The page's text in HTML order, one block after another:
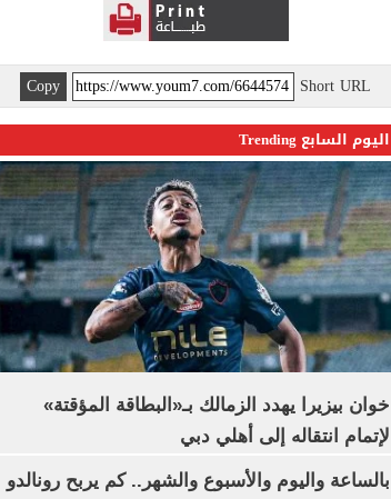
Short URL
Copy
اليوم السابع Trending
خوان بيزيرا يهدد الزمالك بـ«البطاقة المؤقتة»
لإتمام انتقاله إلى أهلي دبي
بالساعة واليوم والأسبوع والشهر.. كم يربح رونالدو